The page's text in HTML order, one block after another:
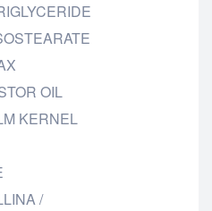
OIL
KERNEL
/